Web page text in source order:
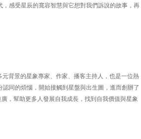
感受星辰的寬容智慧與它想對我們訴說的故事，再
背景的星象專家、作家、播客主持人，也是一位熱
同的煩惱，開始接觸到星盤與出生圖，進而創辦了
，幫助更多人發展自我成長，找到自我價值與星象